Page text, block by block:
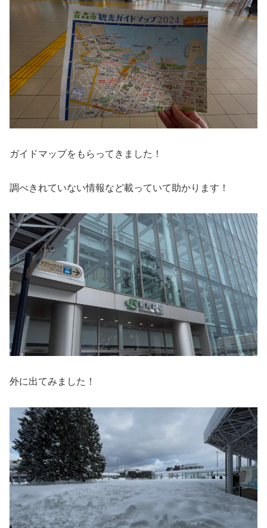
ガイドマップをもらってきました！
調べきれていない情報など載っていて助かります！
外に出てみました！